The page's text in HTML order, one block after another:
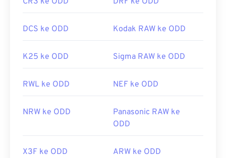
DCS ke ODD Kodak RAW ke ODD
K25 ke ODD Sigma RAW ke ODD
RWL ke ODD NEF ke ODD
NRW ke ODD
Panasonic RAW ke
ODD
X3F ke ODD ARW ke ODD